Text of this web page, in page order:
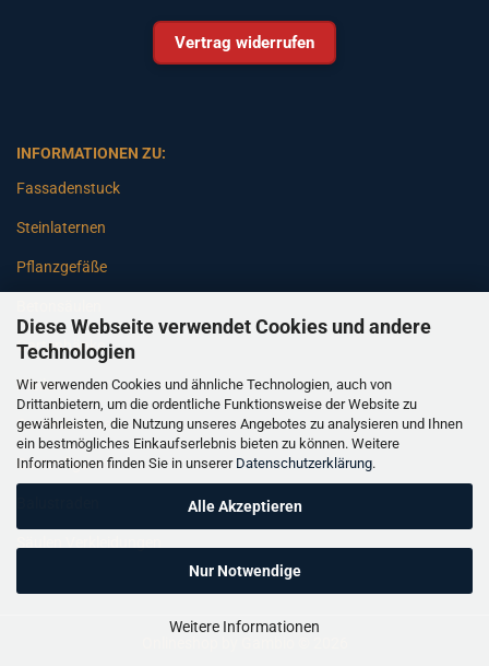
Diese Webseite verwendet Cookies und andere
Technologien
Wir verwenden Cookies und ähnliche Technologien, auch von
Drittanbietern, um die ordentliche Funktionsweise der Website zu
gewährleisten, die Nutzung unseres Angebotes zu analysieren und Ihnen
ein bestmögliches Einkaufserlebnis bieten zu können. Weitere
Informationen finden Sie in unserer Datenschutzerklärung.
Alle Akzeptieren
Nur Notwendige
Weitere Informationen
Vertrag widerrufen
INFORMATIONEN ZU:
Fassadenstuck
Steinlaternen
Pflanzgefäße
Gartenbänke
Pfeiler
Gartenbrunnen
Gartenfiguren